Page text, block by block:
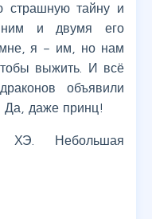
страшную тайну и
ним и двумя его
я – им, но нам
выжить. И всё
объявили
Да, даже принц!
ХЭ. Небольшая